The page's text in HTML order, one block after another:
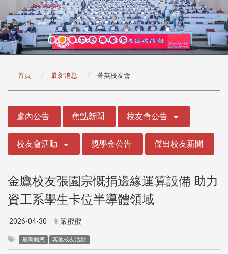
首頁 最新消息 菁英校友會
處內公告 焦點新聞 校友會公告
校友會活動 獎學金公告 傑出校友新聞
金鷹校友張園宗慨捐邊緣運算設備 助力
資工系學生卡位半導體領域
2026-04-30 嚴蜜蜜
最新動態 其他校友活動